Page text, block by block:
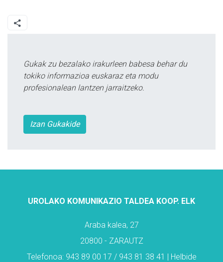
Gukak zu bezalako irakurleen babesa behar du
tokiko informazioa euskaraz eta modu
profesionalean lantzen jarraitzeko.
Izan Gukakide
UROLAKO KOMUNIKAZIO TALDEA KOOP. ELK
Araba kalea, 27
20800 - ZARAUTZ
Telefonoa: 943 89 00 17 / 943 81 38 41 | Helbide